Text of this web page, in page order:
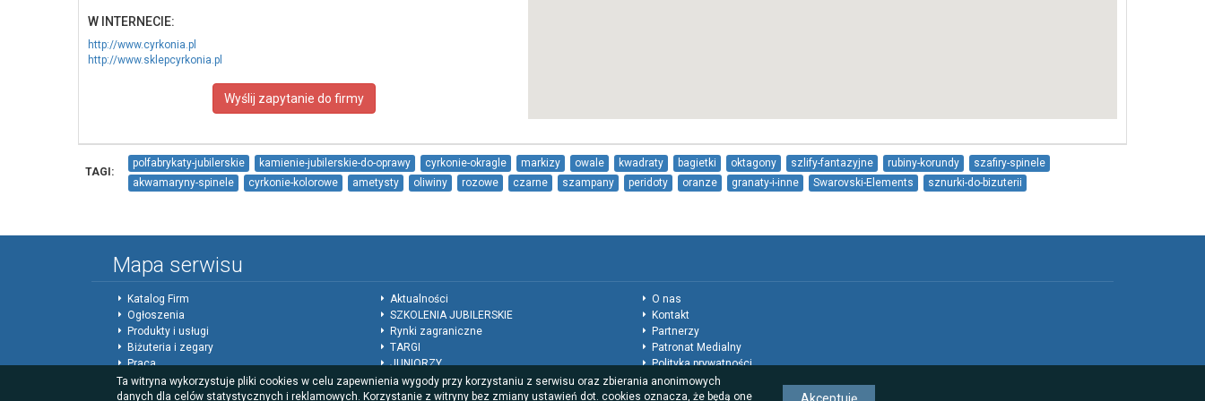
W INTERNECIE:
http://www.cyrkonia.pl
http://www.sklepcyrkonia.pl
Wyślij zapytanie do firmy
TAGI:
polfabrykaty-jubilerskie kamienie-jubilerskie-do-oprawy cyrkonie-okragle markizy owale kwadraty bagietki oktagony szlify-fantazyjne rubiny-korundy
szafiry-spinele
akwamaryny-spinele
cyrkonie-kolorowe ametysty oliwiny rozowe czarne szampany peridoty oranze granaty-i-inne Swarovski-Elements
sznurki-do-bizuterii
Mapa serwisu
Katalog Firm
Ogłoszenia
Produkty i usługi
Biżuteria i zegary
Praca
Forum
Giełda
Aktualności
SZKOLENIA JUBILERSKIE
Rynki zagraniczne
TARGI
JUNIORZY
Edukacja
Konkursy
O nas
Kontakt
Partnerzy
Patronat Medialny
Polityka prywatności
Regulamin
Reklama
Ta witryna wykorzystuje pliki cookies w celu zapewnienia wygody przy korzystaniu z serwisu oraz zbierania anonimowych
danych dla celów statystycznych i reklamowych. Korzystanie z witryny bez zmiany ustawień dot. cookies oznacza, że będą one